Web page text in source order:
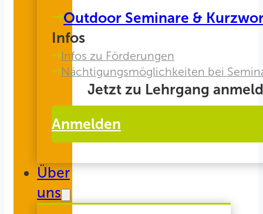
Outdoor Seminare &
Infos
Infos zu Förderungen
Nächtigungsmöglichkeiten bei
Jetzt zu Lehrgang
Anmelden
Über
uns